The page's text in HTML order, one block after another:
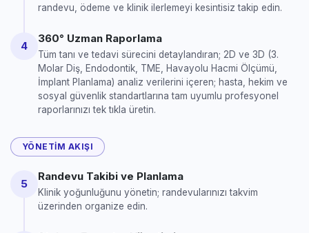
randevu, ödeme ve klinik ilerlemeyi kesintisiz takip edin.
4
360° Uzman Raporlama
Tüm tanı ve tedavi sürecini detaylandıran; 2D ve 3D (3.
Molar Diş, Endodontik, TME, Havayolu Hacmi Ölçümü,
İmplant Planlama) analiz verilerini içeren; hasta, hekim ve
sosyal güvenlik standartlarına tam uyumlu profesyonel
raporlarınızı tek tıkla üretin.
YÖNETIM AKIŞI
5
Randevu Takibi ve Planlama
Klinik yoğunluğunu yönetin; randevularınızı takvim
üzerinden organize edin.